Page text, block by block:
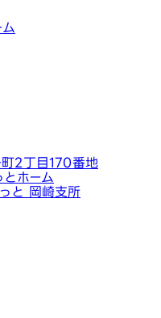
2丁目170番地
ホーム
と 岡崎支所